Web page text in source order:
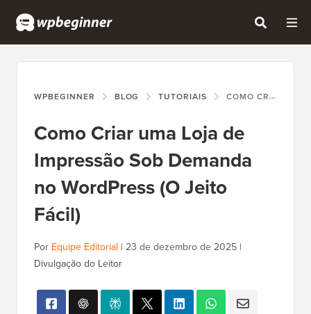
WPBEGINNER BLOG TUTORIAIS COMO CRIAR UMA LOJA DE IMPRESSÃO SOB DEMANDA NO WORDPRESS (O JEITO FÁCIL)
Como Criar uma Loja de
Impressão Sob Demanda
no WordPress (O Jeito
Fácil)
Por Equipe Editorial | 23 de dezembro de 2025 |
Divulgação do Leitor